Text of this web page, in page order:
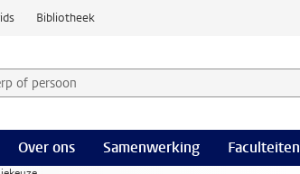
Bibliotheek
of persoon en selecteer categorie
Over ons Samenwerking Faculteiten